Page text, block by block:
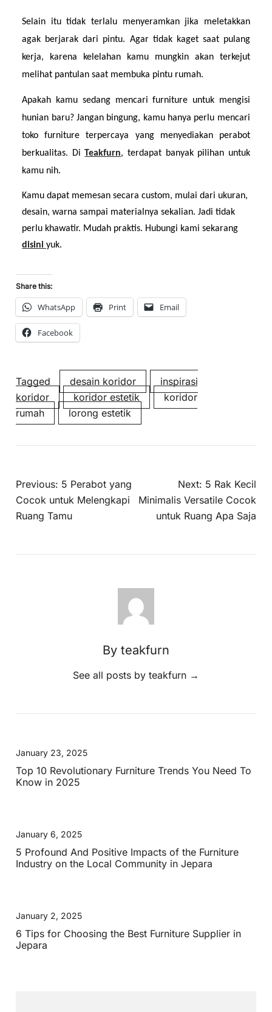
Selain itu tidak terlalu menyeramkan jika meletakkan
agak berjarak dari pintu. Agar tidak kaget saat pulang
kerja, karena kelelahan kamu mungkin akan terkejut
melihat pantulan saat membuka pintu rumah.
Apakah kamu sedang mencari furniture untuk mengisi
hunian baru? Jangan bingung, kamu hanya perlu mencari
toko furniture terpercaya yang menyediakan perabot
berkualitas. Di Teakfurn, terdapat banyak pilihan untuk
kamu nih.
Kamu dapat memesan secara custom, mulai dari ukuran,
desain, warna sampai materialnya sekalian. Jadi tidak
disini yuk.
Share this:
WhatsApp Print Email
Facebook
Tagged desain koridor
inspirasi
koridor
koridor estetik
koridor
rumah
lorong estetik
Previous: 5 Perabot yang
Cocok untuk Melengkapi
Ruang Tamu
Next: 5 Rak Kecil
Minimalis Versatile Cocok
untuk Ruang Apa Saja
By teakfurn
See all posts by teakfurn →
January 23, 2025
Top 10 Revolutionary Furniture Trends You Need To
Know in 2025
January 6, 2025
5 Profound And Positive Impacts of the Furniture
Industry on the Local Community in Jepara
January 2, 2025
6 Tips for Choosing the Best Furniture Supplier in
Jepara